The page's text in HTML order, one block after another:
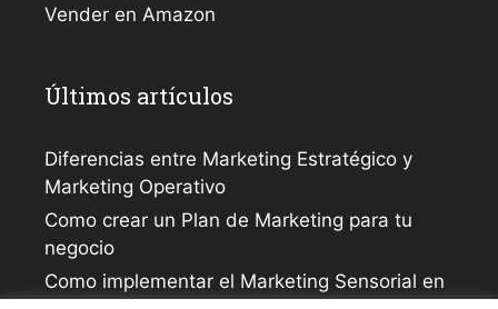
Vender en Amazon
Últimos artículos
Diferencias entre Marketing Estratégico y
Marketing Operativo
Como crear un Plan de Marketing para tu
negocio
Como implementar el Marketing Sensorial en